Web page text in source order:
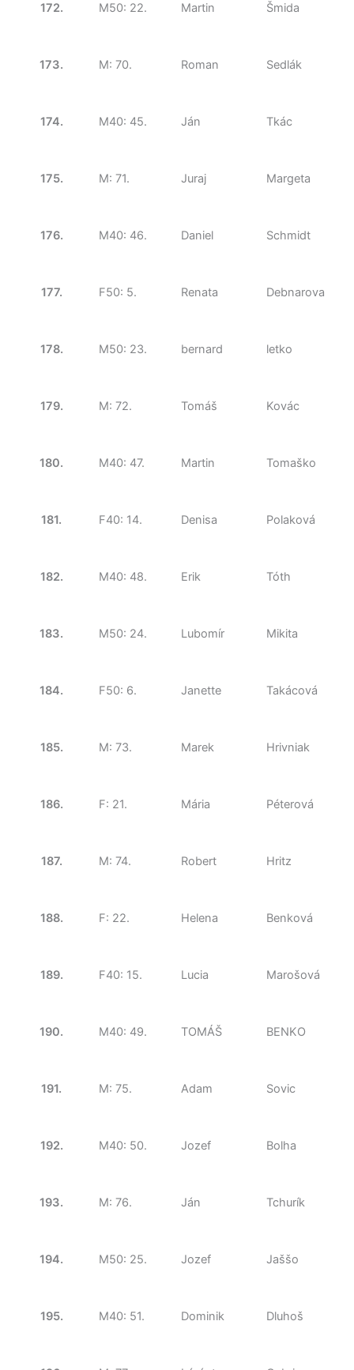
172. M50: 22. Martin Šmida
173. M: 70. Roman Sedlák
174. M40: 45. Ján Tkác
175. M: 71. Juraj Margeta
176. M40: 46. Daniel Schmidt
177. F50: 5. Renata Debnarova
178. M50: 23. bernard letko
179. M: 72. Tomáš Kovác
180. M40: 47. Martin Tomaško
181. F40: 14. Denisa Polaková
182. M40: 48. Erik Tóth
183. M50: 24. Lubomír Mikita
184. F50: 6. Janette Takácová
185. M: 73. Marek Hrivniak
186. F: 21. Mária Péterová
187. M: 74. Robert Hritz
188. F: 22. Helena Benková
189. F40: 15. Lucia Marošová
190. M40: 49. TOMÁŠ BENKO
191. M: 75. Adam Sovic
192. M40: 50. Jozef Bolha
193. M: 76. Ján Tchurík
194. M50: 25. Jozef Jaššo
195. M40: 51. Dominik Dluhoš